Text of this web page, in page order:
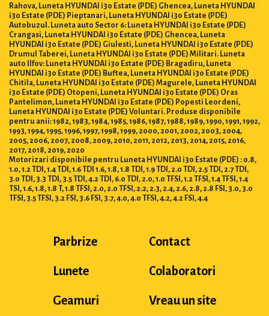
Rahova, Luneta HYUNDAI i30 Estate (PDE) Ghencea, Luneta HYUNDAI
i30 Estate (PDE) Pieptanari, Luneta HYUNDAI i30 Estate (PDE)
Autobuzul. Luneta auto Sector 6: Luneta HYUNDAI i30 Estate (PDE)
Crangasi, Luneta HYUNDAI i30 Estate (PDE) Ghencea, Luneta
HYUNDAI i30 Estate (PDE) Giulesti, Luneta HYUNDAI i30 Estate (PDE)
Drumul Taberei, Luneta HYUNDAI i30 Estate (PDE) Militari. Luneta
auto Ilfov: Luneta HYUNDAI i30 Estate (PDE) Bragadiru, Luneta
HYUNDAI i30 Estate (PDE) Buftea, Luneta HYUNDAI i30 Estate (PDE)
Chitila, Luneta HYUNDAI i30 Estate (PDE) Magurele, Luneta HYUNDAI
i30 Estate (PDE) Otopeni, Luneta HYUNDAI i30 Estate (PDE) Oras
Pantelimon, Luneta HYUNDAI i30 Estate (PDE) Popesti Leordeni,
Luneta HYUNDAI i30 Estate (PDE) Voluntari. Produse disponibile
pentru anii: 1982, 1983, 1984, 1985, 1986, 1987, 1988, 1989, 1990, 1991, 1992,
1993, 1994, 1995, 1996, 1997, 1998, 1999, 2000, 2001, 2002, 2003, 2004,
2005, 2006, 2007, 2008, 2009, 2010, 2011, 2012, 2013, 2014, 2015, 2016,
2017, 2018, 2019, 2020
Motorizari disponibile pentru Luneta HYUNDAI i30 Estate (PDE) : 0.8,
1.0, 1.2 TDI, 1.4 TDI, 1.6 TDI 1.6, 1.8, 1.8 TDI, 1.9 TDI, 2.0 TDI, 2.5 TDI, 2.7 TDI,
3.0 TDI, 3.3 TDI, 3.5 TDI, 4.2 TDI, 6.0 TDI, 2.0, 1.0 TFSI, 1.2 TFSI, 1.4 TFSI, 1.4
TSI, 1.6, 1.8, 1.8 T, 1.8 TFSI, 2.0, 2.0 TFSI, 2.2, 2.3, 2.4, 2.6, 2.8, 2.8 FSI, 3.0, 3.0
TFSI, 3.5 TFSI, 3.2 FSI, 3.6 FSI, 3.7, 4.0, 4.0 TFSI, 4.2, 4.2 FSI, 4.4
Parbrize
Lunete
Geamuri
Contact
Colaboratori
Vreau un site